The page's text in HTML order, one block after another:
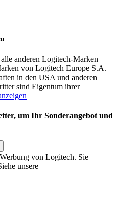
anderen Logitech-Marken
von Logitech Europe S.A.
in den USA und anderen
sind Eigentum ihrer
um Ihr Sonderangebot und
von Logitech. Sie
unsere